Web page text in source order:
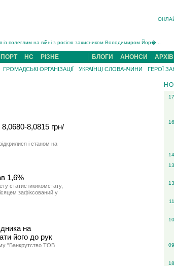
на Закарпатті судитимуть за обвинуваченням у катув...
із захисником Богданом Югасом, який два роки �...
із Нанкова на Хустщині Юліана Гербея (ФОТО)[/gree...
з Виноградова Ігнат Роздяловський (ФОТО)...
за участі трьох авто постраждали 13 людей (ФОТО)...
НС РІЗНЕ БЛОГИ АНОНСИ АРХІВ
ГРОМАДСЬКІ ОРГАНІЗАЦІЇ УКРАЇНЦІ СЛОВАЧЧИНИ ГЕРОЇ
8,0680-8,0815 грн/
і станом на
1,6%
статистикикомстату,
зафіксований у
на
його до рук
"Банкрутство ТОВ